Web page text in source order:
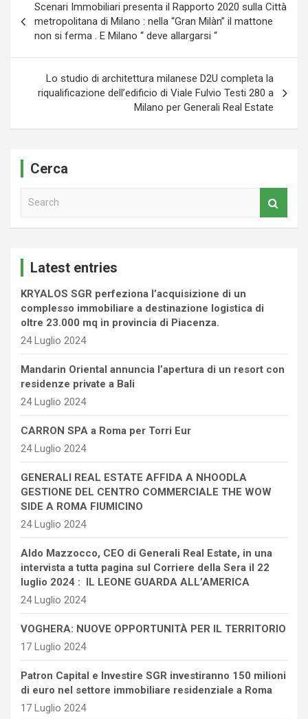
articoli
Scenari Immobiliari presenta il Rapporto 2020 sulla Città
metropolitana di Milano : nella “Gran Milàn” il mattone
non si ferma . E Milano “ deve allargarsi “
Lo studio di architettura milanese D2U completa la
riqualificazione dell’edificio di Viale Fulvio Testi 280 a
Milano per Generali Real Estate
Cerca
Latest entries
KRYALOS SGR perfeziona l’acquisizione di un
complesso immobiliare a destinazione logistica di
oltre 23.000 mq in provincia di Piacenza.
24 Luglio 2024
Mandarin Oriental annuncia l’apertura di un resort con
residenze private a Bali
24 Luglio 2024
CARRON SPA a Roma per Torri Eur
24 Luglio 2024
GENERALI REAL ESTATE AFFIDA A NHOODLA
GESTIONE DEL CENTRO COMMERCIALE THE WOW
SIDE A ROMA FIUMICINO
24 Luglio 2024
Aldo Mazzocco, CEO di Generali Real Estate, in una
intervista a tutta pagina sul Corriere della Sera il 22
luglio 2024 : IL LEONE GUARDA ALL’AMERICA
24 Luglio 2024
VOGHERA: NUOVE OPPORTUNITÀ PER IL TERRITORIO
17 Luglio 2024
Patron Capital e Investire SGR investiranno 150 milioni
di euro nel settore immobiliare residenziale a Roma
17 Luglio 2024